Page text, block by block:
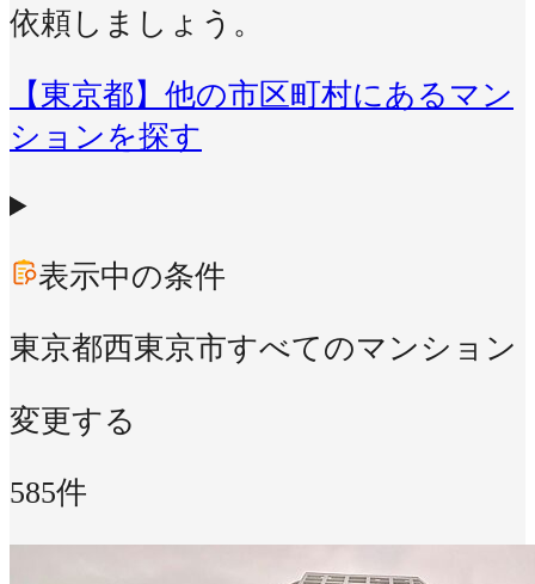
依頼しましょう。
【東京都】他の市区町村にあるマン
ションを探す
表示中の条件
東京都西東京市すべてのマンション
変更する
585件